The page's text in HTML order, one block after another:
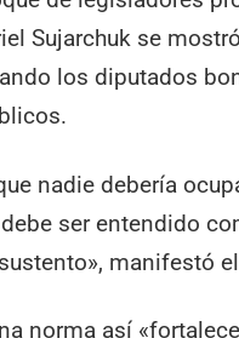
Sujarchuk se
los diputados
nadie debería
ser entendido
manifestó
norma así